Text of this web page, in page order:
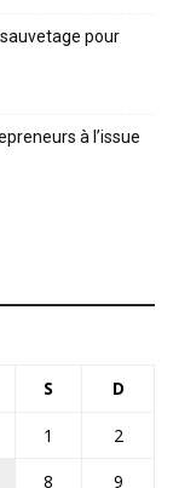
pour
à l’issue
S D
1
2
8
9